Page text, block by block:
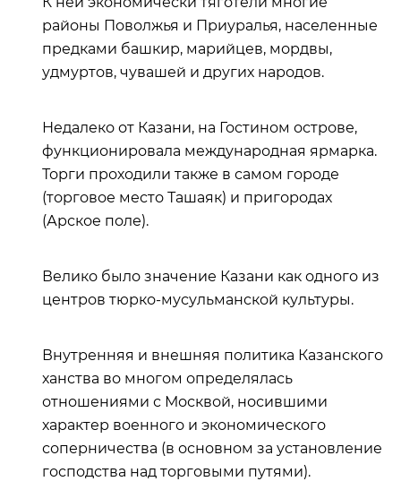
районы Поволжья и Приуралья, населенные
предками башкир, марийцев, мордвы,
удмуртов, чувашей и других народов.
Недалеко от Казани, на Гостином острове,
функционировала международная ярмарка.
Торги проходили также в самом городе
(торговое место Ташаяк) и пригородах
(Арское поле).
Велико было значение Казани как одного из
центров тюрко-мусульманской культуры.
Внутренняя и внешняя политика Казанского
ханства во многом определялась
отношениями с Москвой, носившими
характер военного и экономического
соперничества (в основном за установление
господства над торговыми путями).